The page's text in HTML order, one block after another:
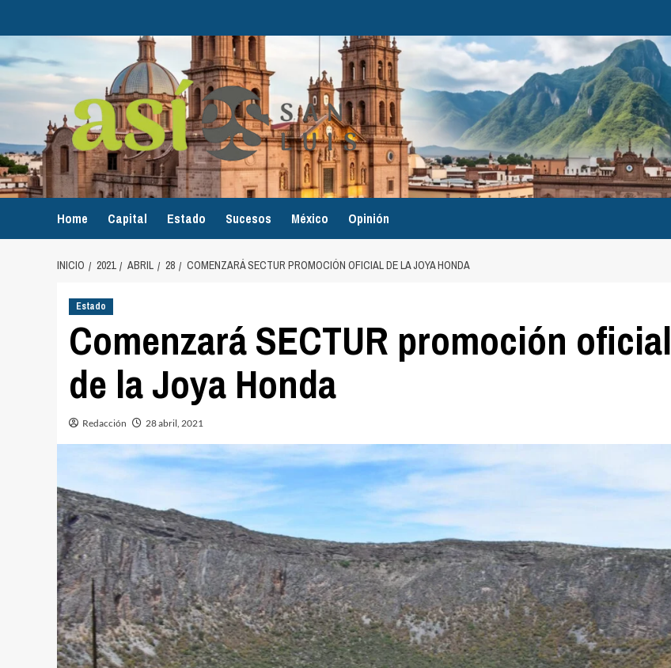
Home Capital Estado Sucesos México Opinión
INICIO 2021 ABRIL 28 COMENZARÁ SECTUR PROMOCIÓN OFICIAL DE LA JOYA HONDA
Estado
Comenzará SECTUR promoción oficial
de la Joya Honda
Redacción 28 abril, 2021